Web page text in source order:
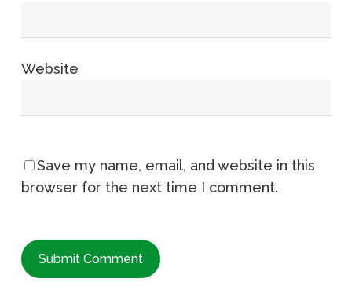
Website
Save my name, email, and website in this
browser for the next time I comment.